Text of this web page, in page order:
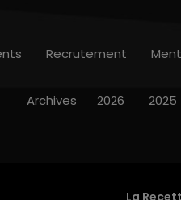
La
Recrutement
Archives 2026 2025